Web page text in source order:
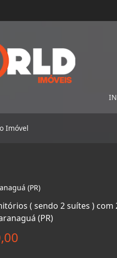
Imóvel
(PR)
( sendo 2 suítes ) com
(PR)